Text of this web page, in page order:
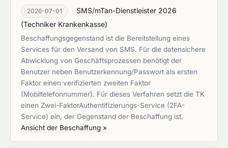
2026-07-01
SMS/mTan-Dienstleister 2026
(Techniker Krankenkasse)
Beschaffungsgegenstand ist die Bereitstellung eines
Services für den Versand von SMS. Für die datensichere
Abwicklung von Geschäftsprozessen benötigt der
Benutzer neben Benutzerkennung/Passwort als ersten
Faktor einen verifizierten zweiten Faktor
(Mobiltelefonnummer). Für dieses Verfahren setzt die TK
einen Zwei-FaktorAuthentifizierungs-Service (2FA-
Service) ein, der Gegenstand der Beschaffung ist.
Ansicht der Beschaffung »